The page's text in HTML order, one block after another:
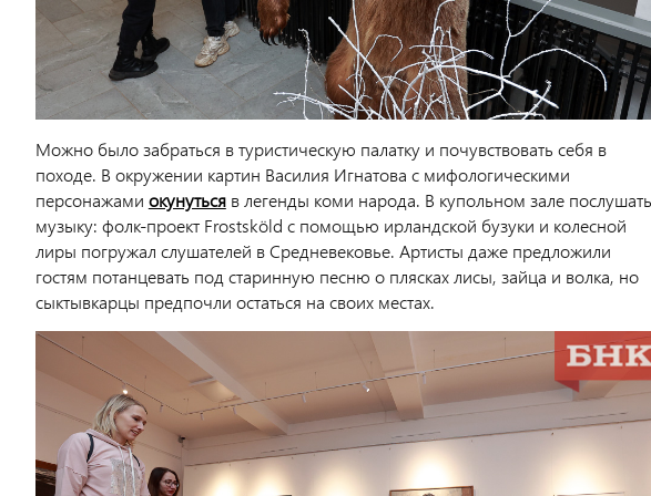
Можно было забраться в туристическую палатку и почувствовать себя в
походе. В окружении картин Василия Игнатова с мифологическими
персонажами окунутьсяв легенды коми народа. В купольном зале послушать
музыку: фолк-проект Frostsköld с помощью ирландской бузуки и колесной
лиры погружал слушателей в Средневековье. Артисты даже предложили
гостям потанцевать под старинную песню о плясках лисы, зайца и волка, но
сыктывкарцы предпочли остаться на своих местах.